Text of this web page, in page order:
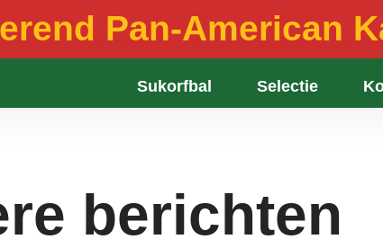
Pan-American
Sukorfbal Selectie
berichten